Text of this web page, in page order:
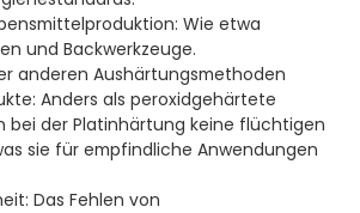
Wie etwa
und Backwerkzeuge.
anderen Aushärtungsmethoden
Anders als peroxidgehärtete
bei der Platinhärtung keine flüchtigen
sie für empfindliche Anwendungen
Das Fehlen von